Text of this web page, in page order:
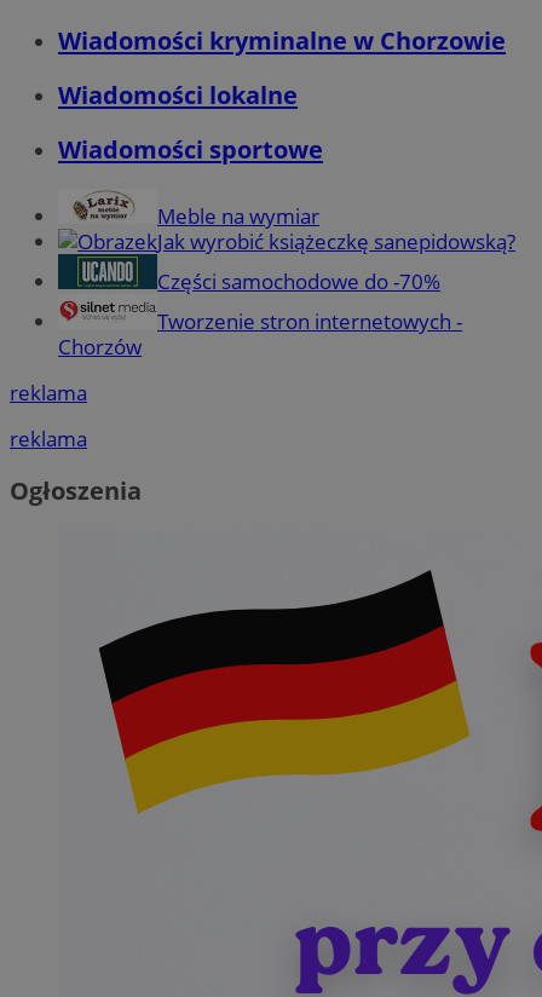
Wiadomości kryminalne w Chorzowie
Wiadomości lokalne
Wiadomości sportowe
Meble na wymiar
Jak wyrobić książeczkę sanepidowską?
Części samochodowe do -70%
Tworzenie stron internetowych -
Chorzów
reklama
reklama
Ogłoszenia